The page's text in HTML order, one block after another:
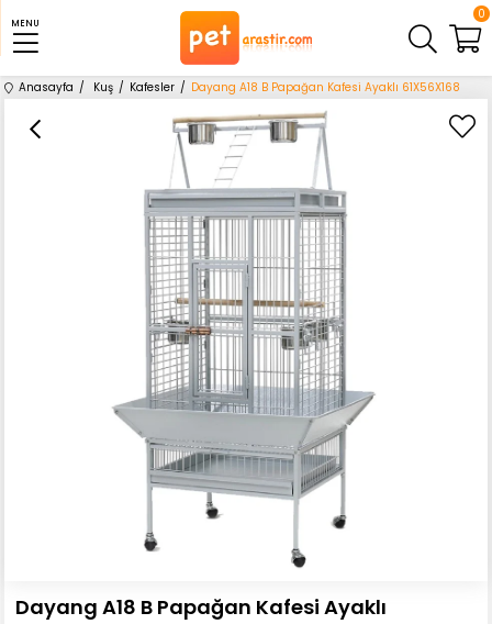
MENU
0
Anasayfa Kuş Kafesler Dayang A18 B Papağan Kafesi Ayaklı 61X56X168
Dayang A18 B Papağan Kafesi Ayaklı